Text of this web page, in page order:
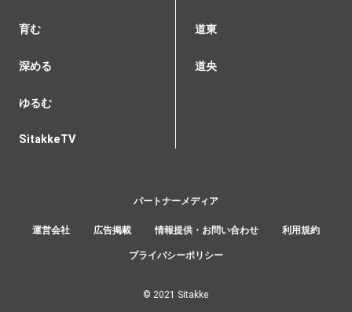
育む
深める
ゆるむ
SitakkeTV
道東
道央
運営会社 広告掲載 情報提供・お問い合わせ 利用規約
プライバシーポリシー
パートナーメディア
© 2021 Sitakke